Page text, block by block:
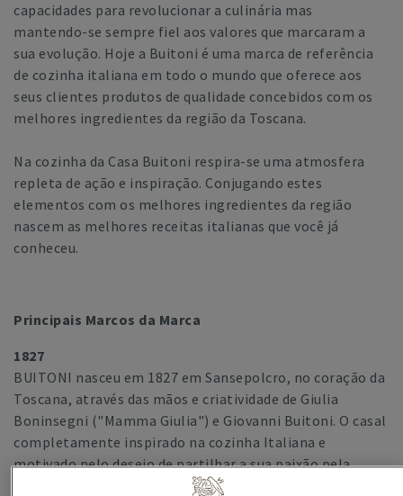
capacidades para revolucionar a culinária mas
mantendo-se sempre fiel aos valores que marcaram a
sua evolução. Hoje a Buitoni é uma marca de referência
de cozinha italiana em todo o mundo que oferece aos
seus clientes produtos de qualidade concebidos com os
melhores ingredientes da região da Toscana.
Na cozinha da Casa Buitoni respira-se uma atmosfera
repleta de ação e inspiração. Conjugando estes
elementos com os melhores ingredientes da região
nascem as melhores receitas italianas que você já
conheceu.
Principais Marcos da Marca
1827
BUITONI nasceu em 1827 em Sansepolcro, no coração da
Toscana, através das mãos e criatividade de Giulia
Boninsegni ("Mamma Giulia") e Giovanni Buitoni. O casal
completamente inspirado na cozinha Italiana e
motivado pelo desejo de partilhar a sua paixão pela
cozinha Italiana em todo o lado decidiu iniciar o fabrico e